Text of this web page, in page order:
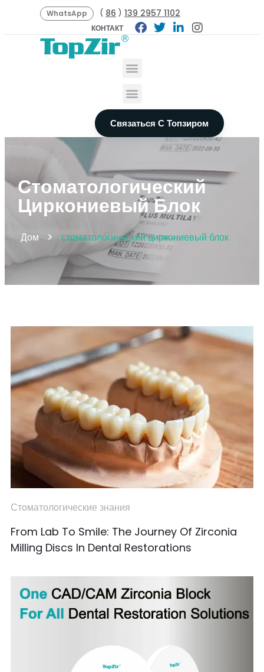
WhatsApp ( 86 ) 139 2957 1102
КОНТАКТ
Связаться С Топзиром
Стоматологический
Циркониевый Блок
Дом стоматологический циркониевый блок
Стоматологические знания
From Lab To Smile: The Journey Of Zirconia
Milling Discs In Dental Restorations